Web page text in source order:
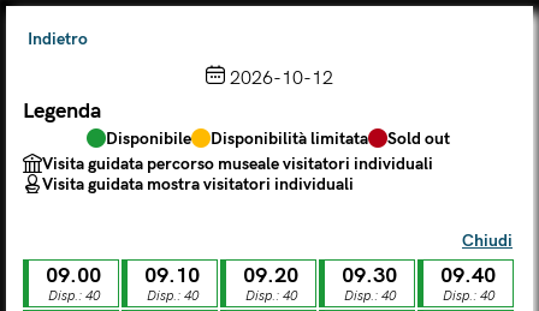
Scegli dal calendario
Il biglietto consente l'accesso a Palazzo Te, al Museo MACA e
al Tempio Leon Battista Alberti
AGOSTO
Legenda
Indietro
2026-10-12
Legenda
Disponibile Disponibilità limitata
Sold out
Visita guidata percorso museale visitatori individuali
Visita guidata mostra visitatori individuali
Chiudi
09.00
Disp.: 40
09.10
Disp.: 40
09.20
Disp.: 40
09.30
Disp.: 40
09.40
Disp.: 40